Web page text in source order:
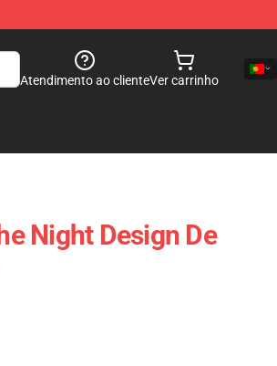
Atendimento ao clienteVer carrinho
Night Design De